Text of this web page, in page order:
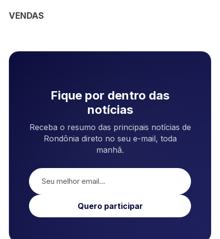
VENDAS
Fique por dentro das
notícias
Receba o resumo das principais notícias de
Rondônia direto no seu e-mail, toda
manhã.
Quero participar